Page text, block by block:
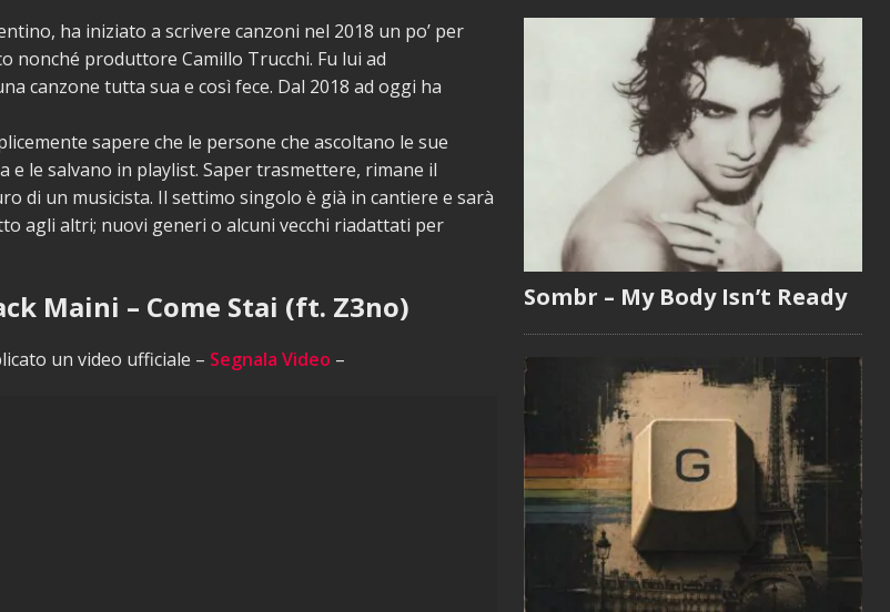
ha iniziato a scrivere canzoni nel 2018 un po’ per
nonché produttore Camillo Trucchi. Fu lui ad
canzone tutta sua e così fece. Dal 2018 ad oggi ha
sapere che le persone che ascoltano le sue
e le salvano in playlist. Saper trasmettere, rimane il
di un musicista. Il settimo singolo è già in cantiere e sarà
agli altri; nuovi generi o alcuni vecchi riadattati per
Maini – Come Stai (ft. Z3no)
un video ufficiale – Segnala Video –
Sombr – My Body Isn’t Ready